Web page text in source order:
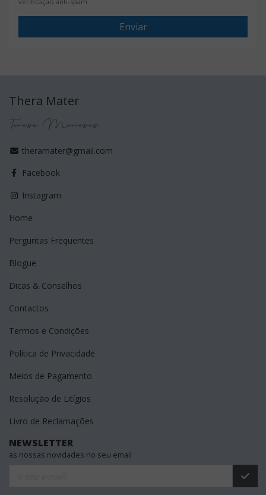
Enviar
Thera Mater
Teresa Meneses
theramater@gmail.com
Facebook
Instagram
Home
Perguntas Frequentes
Blogue
Dicas & Conselhos
Contactos
Termos e Condições
Política de Privacidade
Meios de Pagamento
Resolução de Litígios
Livro de Reclamações
NEWSLETTER
as nossas novidades no seu email